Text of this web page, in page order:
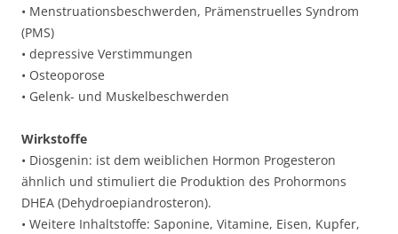
• Menstruationsbeschwerden, Prämenstruelles Syndrom
(PMS)
• depressive Verstimmungen
• Osteoporose
• Gelenk- und Muskelbeschwerden
Wirkstoffe
• Diosgenin: ist dem weiblichen Hormon Progesteron
ähnlich und stimuliert die Produktion des Prohormons
DHEA (Dehydroepiandrosteron).
• Weitere Inhaltstoffe: Saponine, Vitamine, Eisen, Kupfer,